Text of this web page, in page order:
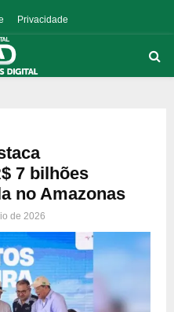
Privacidade
7 bilhões
no Amazonas
de 2026